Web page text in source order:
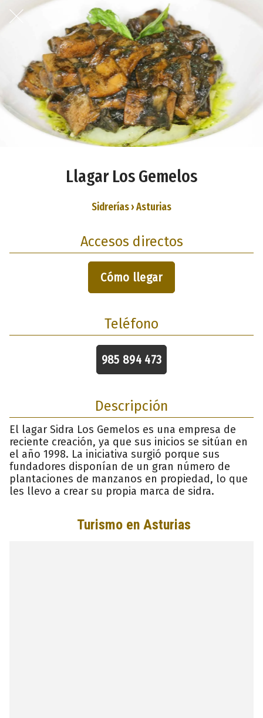
Llagar Los Gemelos
Sidrerías › Asturias
Accesos directos
Cómo llegar
Teléfono
985 894 473
Descripción
El lagar Sidra Los Gemelos es una empresa de
reciente creación, ya que sus inicios se sitúan en
el año 1998. La iniciativa surgió porque sus
fundadores disponían de un gran número de
plantaciones de manzanos en propiedad, lo que
les llevo a crear su propia marca de sidra.